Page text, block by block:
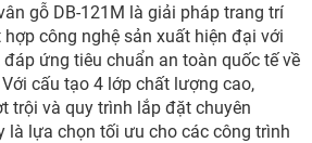
gỗ DB-121M là giải pháp trang trí
công nghệ sản xuất hiện đại với
ứng tiêu chuẩn an toàn quốc tế về
cấu tạo 4 lớp chất lượng cao,
trội và quy trình lắp đặt chuyên
là lựa chọn tối ưu cho các công trình